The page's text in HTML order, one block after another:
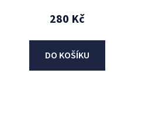
280 Kč
DO KOŠÍKU